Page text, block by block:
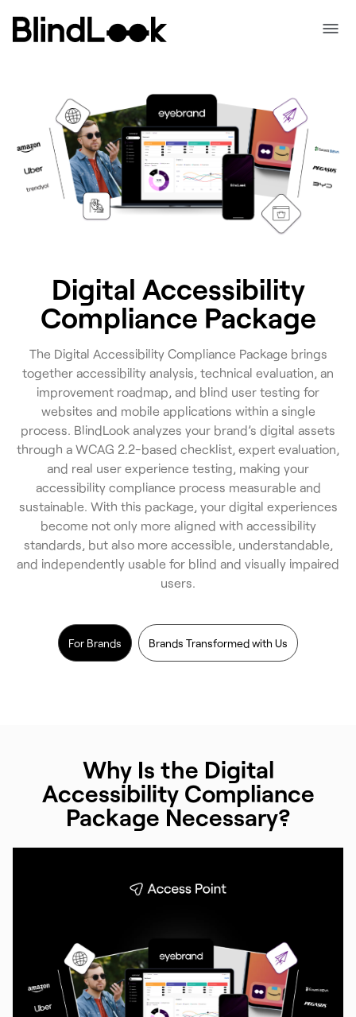
Digital Accessibility
Compliance Package
The Digital Accessibility Compliance Package brings
together accessibility analysis, technical evaluation, an
improvement roadmap, and blind user testing for
websites and mobile applications within a single
process. BlindLook analyzes your brand’s digital assets
through a WCAG 2.2-based checklist, expert evaluation,
and real user experience testing, making your
accessibility compliance process measurable and
sustainable. With this package, your digital experiences
become not only more aligned with accessibility
standards, but also more accessible, understandable,
and independently usable for blind and visually impaired
users.
For Brands Brands Transformed with Us
Why Is the Digital
Accessibility Compliance
Package Necessary?